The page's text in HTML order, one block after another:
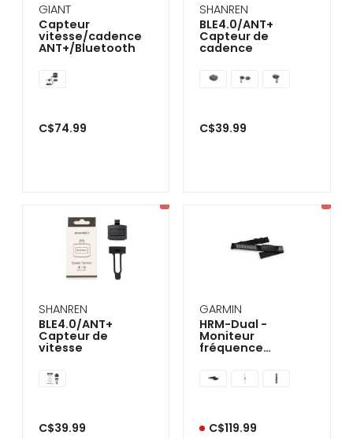
GIANT
Capteur
vitesse/cadence
ANT+/Bluetooth
C$74.99
SHANREN
BLE4.0/ANT+
Capteur de
cadence
C$39.99
SHANREN
BLE4.0/ANT+
Capteur de
vitesse
C$39.99
GARMIN
HRM-Dual -
Moniteur
fréquence
cardiaque
C$119.99